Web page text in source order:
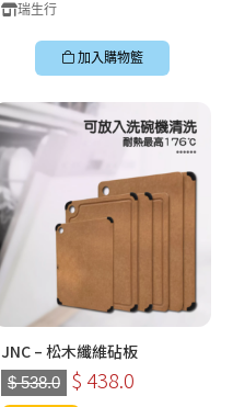
瑞生行
加入購物籃
JNC – 松木纖維砧板
$ 538.0 $ 438.0